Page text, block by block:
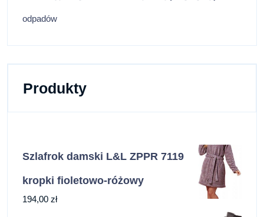
odpadów
Produkty
Szlafrok damski L&L ZPPR 7119
kropki fioletowo-różowy
194,00 zł